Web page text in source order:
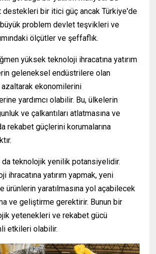
destekleri bir itici güç ancak Türkiye'de
problem devlet teşvikleri ve
ölçütler ve şeffaflık.
yüksek teknoloji ihracatına yatırım
geleneksel endüstrilere olan
azaltarak ekonomilerini
yardımcı olabilir. Bu, ülkelerin
ve çalkantıları atlatmasına ve
rekabet güçlerini korumalarına
da teknolojik yenilik potansiyelidir.
ihracatına yatırım yapmak, yeni
ürünlerin yaratılmasına yol açabilecek
ve geliştirme gerektirir. Bunun bir
yetenekleri ve rekabet gücü
etkileri olabilir.